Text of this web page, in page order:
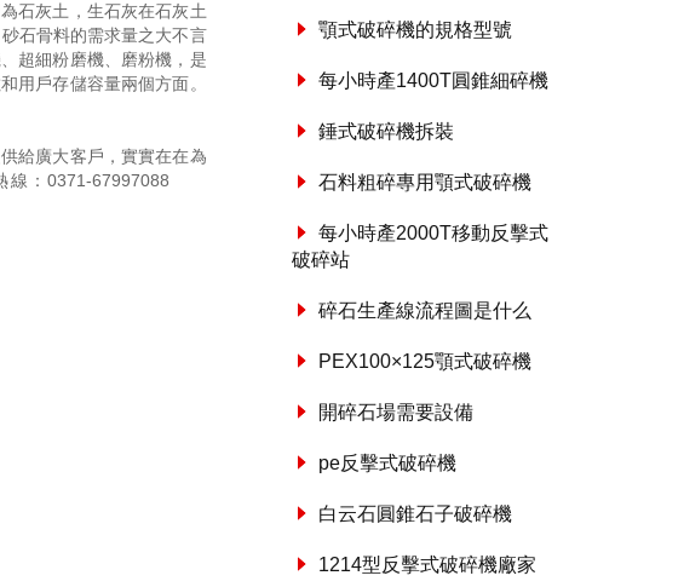
石灰土，生石灰在石灰土
石骨料的需求量之大不言
超細粉磨機、磨粉機，是
用戶存儲容量兩個方面。
給廣大客戶，實實在在為
線：0371-67997088
顎式破碎機的規格型號
每小時產1400T圓錐細碎機
錘式破碎機拆裝
石料粗碎專用顎式破碎機
每小時產2000T移動反擊式
破碎站
碎石生產線流程圖是什么
PEX100×125顎式破碎機
開碎石場需要設備
pe反擊式破碎機
白云石圓錐石子破碎機
1214型反擊式破碎機廠家